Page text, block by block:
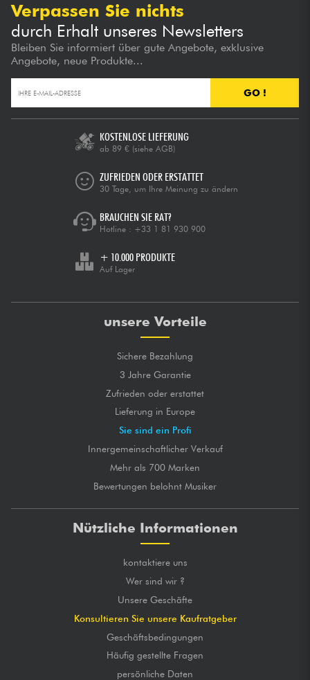
Verpassen Sie nichts
durch Erhalt unseres Newsletters
Bleiben Sie informiert über gute Angebote, exklusive
Angebote, neue Produkte...
GO !
KOSTENLOSE LIEFERUNG
ab 89 € (siehe AGB)
ZUFRIEDEN ODER ERSTATTET
30 Tage, um Ihre Meinung zu ändern
BRAUCHEN SIE RAT?
Hotline : +33 1 81 930 900
+ 10.000 PRODUKTE
Auf Lager
unsere Vorteile
Sichere Bezahlung
3 Jahre Garantie
Zufrieden oder erstattet
Lieferung in Europe
Sie sind ein Profi
Innergemeinschaftlicher Verkauf
Mehr als 700 Marken
Bewertungen belohnt Musiker
Nützliche Informationen
kontaktiere uns
Wer sind wir ?
Unsere Geschäfte
Konsultieren Sie unsere Kaufratgeber
Geschäftsbedingungen
Häufig gestellte Fragen
persönliche Daten